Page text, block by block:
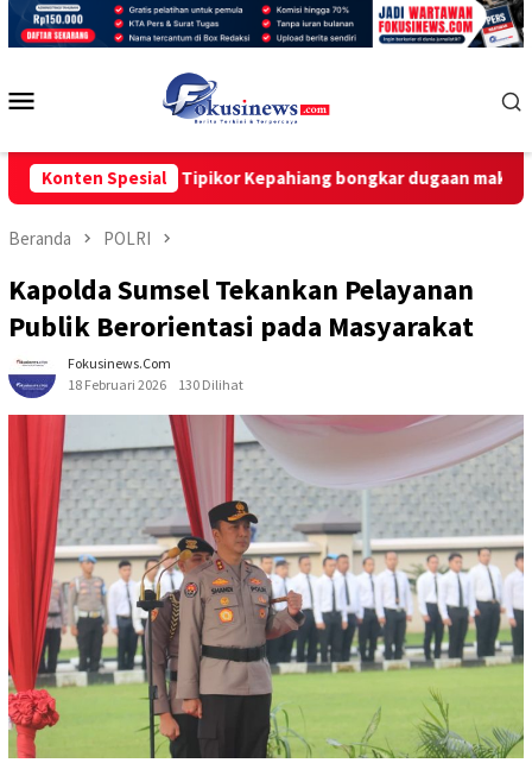
Loncat
Konten Spesial
desak Tipikor Kepahiang bongkar dugaan make-
Beranda POLRI
Kapolda Sumsel Tekankan Pelayanan
Publik Berorientasi pada Masyarakat
Fokusinews.com
18 Februari 2026
130 Dilihat